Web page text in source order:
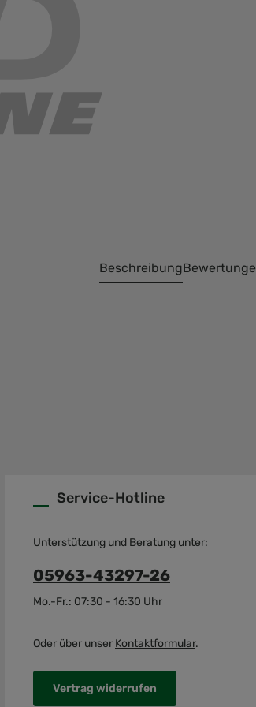
Beschreibung
Service-Hotline
Unterstützung und Beratung unter:
05963-43297-26
Mo.-Fr.: 07:30 - 16:30 Uhr
Oder über unser Kontaktformular.
Vertrag widerrufen